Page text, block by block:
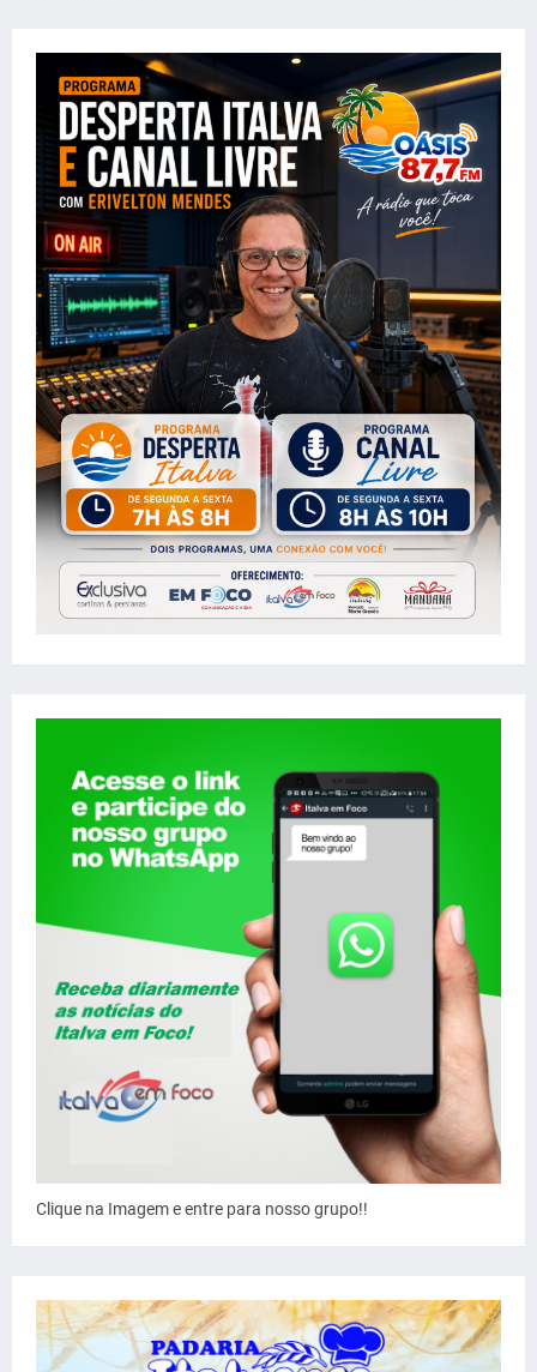
Clique na Imagem e entre para nosso grupo!!